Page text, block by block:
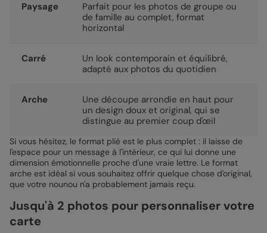
Paysage
Parfait pour les photos de groupe ou
de famille au complet, format
horizontal
Carré
Un look contemporain et équilibré,
adapté aux photos du quotidien
Arche
Une découpe arrondie en haut pour
un design doux et original, qui se
distingue au premier coup d'œil
Si vous hésitez, le format plié est le plus complet : il laisse de
l'espace pour un message à l'intérieur, ce qui lui donne une
dimension émotionnelle proche d'une vraie lettre. Le format
arche est idéal si vous souhaitez offrir quelque chose d'original,
que votre nounou n'a probablement jamais reçu.
Jusqu'à 2 photos pour personnaliser votre
carte